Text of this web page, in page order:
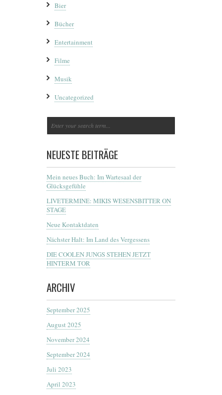
Bier
Bücher
Entertainment
Filme
Musik
Uncategorized
NEUESTE BEITRÄGE
Mein neues Buch: Im Wartesaal der
Glücksgefühle
LIVETERMINE: MIKIS WESENSBITTER ON
STAGE
Neue Kontaktdaten
Nächster Halt: Im Land des Vergessens
DIE COOLEN JUNGS STEHEN JETZT
HINTERM TOR
ARCHIV
September 2025
August 2025
November 2024
September 2024
Juli 2023
April 2023